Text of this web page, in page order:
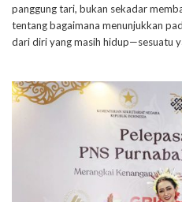
panggung tari, bukan sekadar
tentang bagaimana menunjukkan
dari diri yang masih hidup—sesuatu